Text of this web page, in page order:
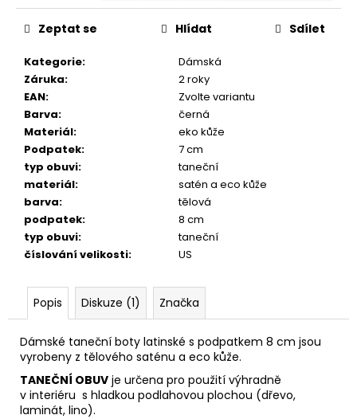
Kategorie:
Dámská
Záruka:
2 roky
EAN:
Zvolte variantu
Barva:
černá
Materiál:
eko kůže
Podpatek:
7 cm
typ obuvi:
taneční
materiál:
satén a eco kůže
barva:
tělová
podpatek:
8 cm
typ obuvi:
taneční
číslování velikosti: US
Zeptat se Hlídat Sdílet
Popis Diskuze (1) Značka
Dámské taneční boty latinské s podpatkem 8 cm jsou
vyrobeny z tělového saténu a eco kůže.
TANEČNÍ OBUV je určena pro použití výhradně
v interiéru s hladkou podlahovou plochou (dřevo,
laminát, lino).
CM
Kč